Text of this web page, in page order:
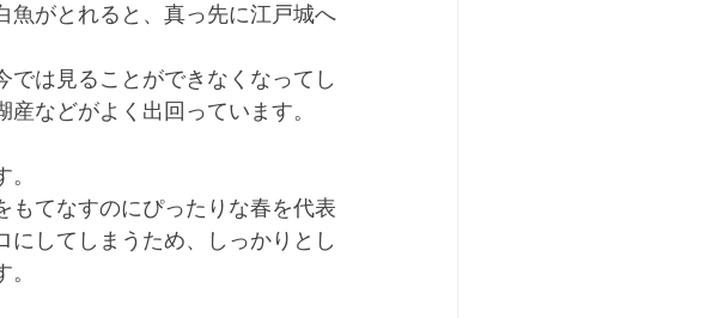
魚がとれると、真っ先に江戸城へ
は見ることができなくなってし
などがよく出回っています。
もてなすのにぴったりな春を代表
してしまうため、しっかりとし